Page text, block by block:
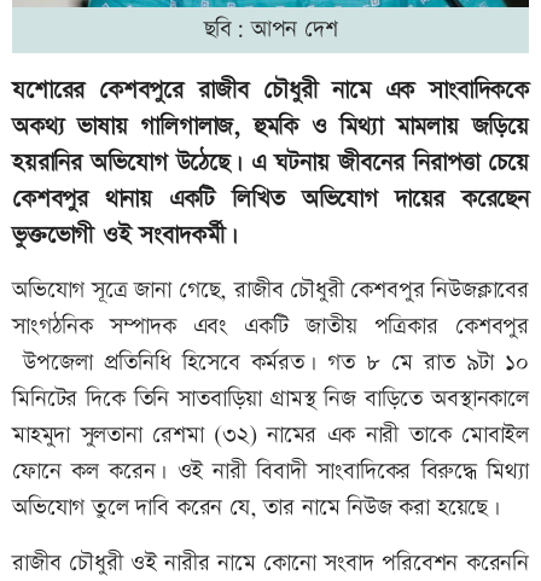
ছবি: আপন দেশ
যশোরের কেশবপুরে রাজীব চৌধুরী নামে এক সাংবাদিককে
অকথ্য ভাষায় গালিগালাজ, হুমকি ও মিথ্যা মামলায় জড়িয়ে
হয়রানির অভিযোগ উঠেছে। এ ঘটনায় জীবনের নিরাপত্তা চেয়ে
কেশবপুর থানায় একটি লিখিত অভিযোগ দায়ের করেছেন
ভুক্তভোগী ওই সংবাদকর্মী।
অভিযোগ সূত্রে জানা গেছে, রাজীব চৌধুরী কেশবপুর নিউজক্লাবের
সাংগঠনিক সম্পাদক এবং একটি জাতীয় পত্রিকার কেশবপুর
উপজেলা প্রতিনিধি হিসেবে কর্মরত। গত ৮ মে রাত ৯টা ১০
মিনিটের দিকে তিনি সাতবাড়িয়া গ্রামস্থ নিজ বাড়িতে অবস্থানকালে
মাহমুদা সুলতানা রেশমা (৩২) নামের এক নারী তাকে মোবাইল
ফোনে কল করেন। ওই নারী বিবাদী সাংবাদিকের বিরুদ্ধে মিথ্যা
অভিযোগ তুলে দাবি করেন যে, তার নামে নিউজ করা হয়েছে।
রাজীব চৌধুরী ওই নারীর নামে কোনো সংবাদ পরিবেশন করেননি